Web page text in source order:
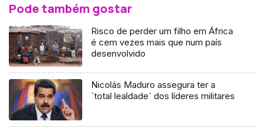
Pode também gostar
Risco de perder um filho em África
é cem vezes mais que num país
desenvolvido
Nicolás Maduro assegura ter a
`total lealdade` dos líderes militares